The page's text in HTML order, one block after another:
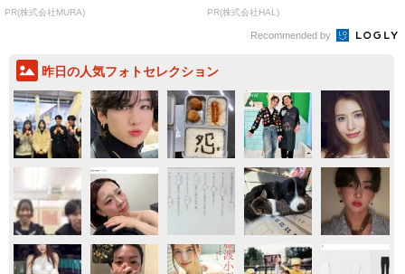
PR(株式会社MURA) PR(株式会社HAL)
Recommended by
昨日の人気フォトセレクション